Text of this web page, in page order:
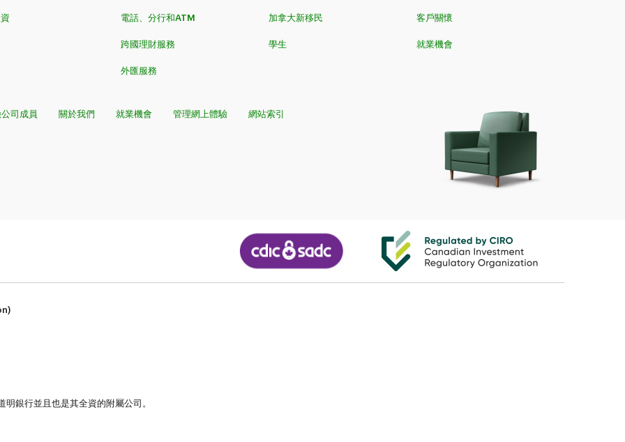
電話、分行和ATM
跨國理財服務
外匯服務
加拿大新移民
學生
客戶關懷
就業機會
司成員 關於我們 就業機會 管理網上體驗 網站索引
銀行並且也是其全資的附屬公司。